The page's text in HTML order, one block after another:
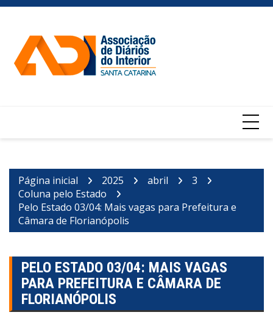
Ir
conteúdo
Página inicial 2025 abril
3
Coluna pelo Estado
Pelo Estado 03/04: Mais vagas para Prefeitura e
Câmara de Florianópolis
PELO ESTADO 03/04: MAIS VAGAS
PARA PREFEITURA E CÂMARA DE
FLORIANÓPOLIS